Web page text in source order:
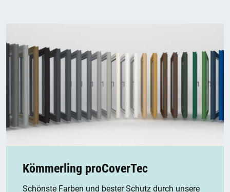
Kömmerling proCoverTec
Schönste Farben und bester Schutz durch unsere